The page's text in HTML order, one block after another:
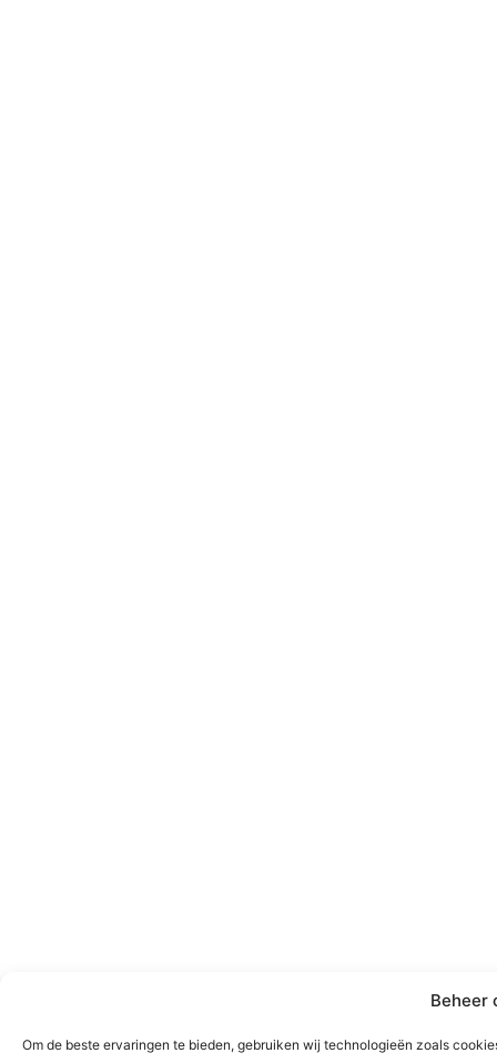
Beheer
Om de beste ervaringen te bieden, gebruiken wij technologieën zoals